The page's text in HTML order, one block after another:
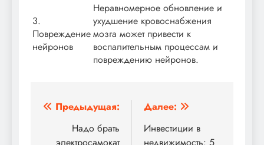
3.
Повреждение
нейронов
Неравномерное обновление и
ухудшение кровоснабжения
мозга может привести к
воспалительным процессам и
повреждению нейронов.
Навигация
Предыдущая:
Надо брать
электросамокат
Далее:
Инвестиции в
недвижимость: 5